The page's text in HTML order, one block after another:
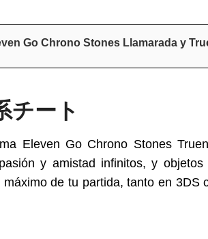
Go Chrono Stones Llamarada y
チート
Eleven Go Chrono Stones
y amistad infinitos, y objetos
de tu partida, tanto en 3DS